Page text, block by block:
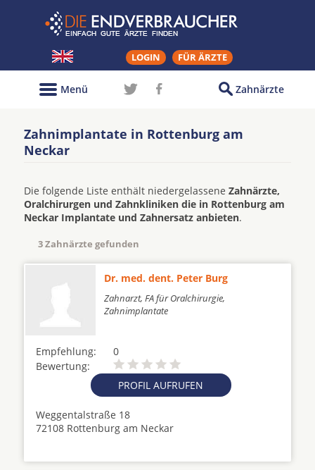
LOGIN FÜR ÄRZTE
Zahnärzte
Menü
Zahnimplantate in Rottenburg am
Neckar
Die folgende Liste enthält niedergelassene Zahnärzte,
Oralchirurgen und Zahnkliniken die in Rottenburg am
Neckar Implantate und Zahnersatz anbieten.
3 Zahnärzte gefunden
Dr. med. dent. Peter Burg
Zahnarzt, FA für Oralchirurgie,
Zahnimplantate
Empfehlung:
0
Bewertung:
PROFIL AUFRUFEN
Weggentalstraße 18
72108 Rottenburg am Neckar